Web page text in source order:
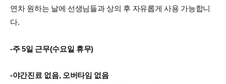
연차 원하는 날에 선생님들과 상의 후 자유롭게 사용 가능합니
다.
-주 5일 근무(수요일 휴무)
-야간진료 없음, 오버타임 없음